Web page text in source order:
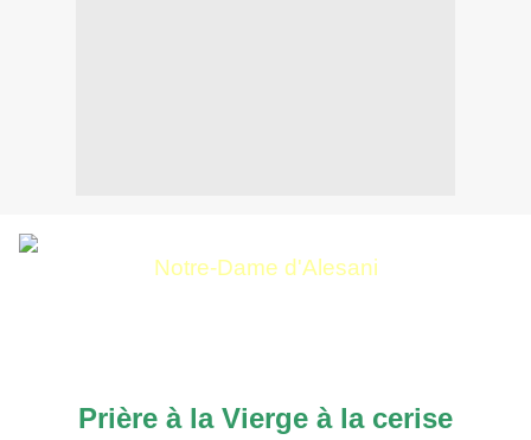
Notre-Dame d'Alesani
Prière à la Vierge à la cerise